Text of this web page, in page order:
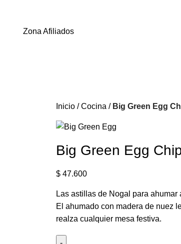
Zona Afiliados
Inicio Cocina Big Green Egg
Big Green Egg
$ 47.600
Las astillas de Nogal para
El ahumado con madera de nuez
realza cualquier mesa festiva.